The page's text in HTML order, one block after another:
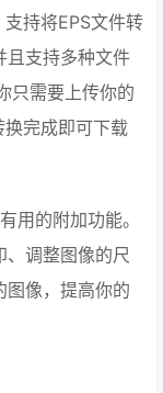
持将EPS文件转
且支持多种文件
只需要上传你的
换完成即可下载
用的附加功能。
调整图像的尺
图像，提高你的